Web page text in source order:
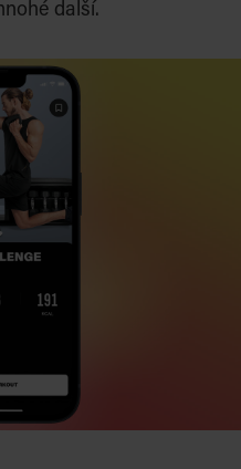
další.